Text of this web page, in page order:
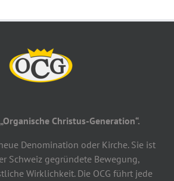
Christus-Generation“.
Denomination oder Kirche. Sie ist
Schweiz gegründete Bewegung,
Wirklichkeit. Die OCG führt jede